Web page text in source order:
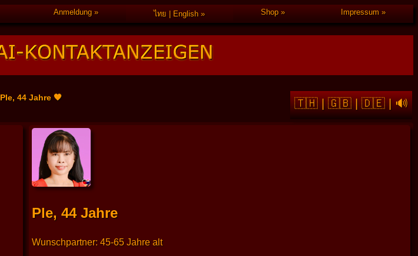
Anmeldung ไทย | English Shop Impressum
🇹🇭|🇬🇧|🇩🇪|🔊
Ple, 44 Jahre 🧡
Ple, 44 Jahre
Wunschpartner: 45-65 Jahre alt